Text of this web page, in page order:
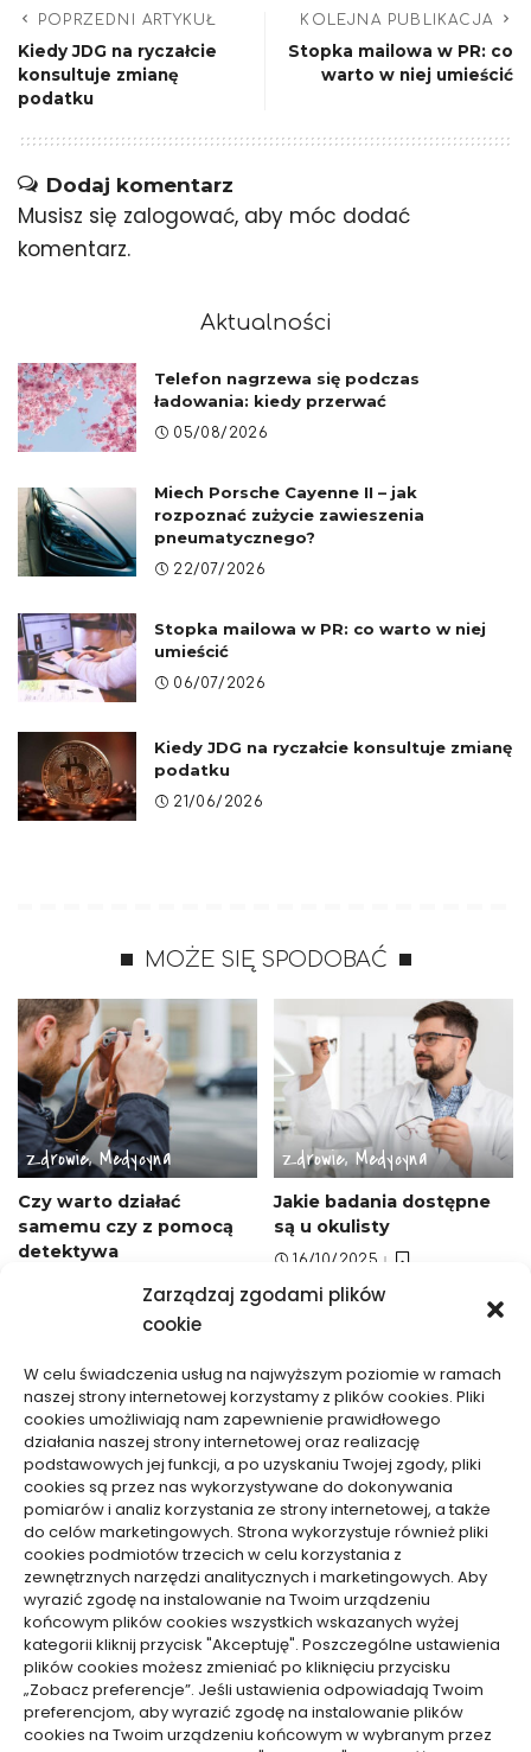
Zarządzaj zgodami plików
cookie
W celu świadczenia usług na najwyższym poziomie w ramach
naszej strony internetowej korzystamy z plików cookies. Pliki
cookies umożliwiają nam zapewnienie prawidłowego
działania naszej strony internetowej oraz realizację
podstawowych jej funkcji, a po uzyskaniu Twojej zgody, pliki
cookies są przez nas wykorzystywane do dokonywania
pomiarów i analiz korzystania ze strony internetowej, a także
do celów marketingowych. Strona wykorzystuje również pliki
cookies podmiotów trzecich w celu korzystania z
zewnętrznych narzędzi analitycznych i marketingowych. Aby
wyrazić zgodę na instalowanie na Twoim urządzeniu
końcowym plików cookies wszystkich wskazanych wyżej
kategorii kliknij przycisk "Akceptuję". Poszczególne ustawienia
plików cookies możesz zmieniać po kliknięciu przycisku
„Zobacz preferencje”. Jeśli ustawienia odpowiadają Twoim
preferencjom, aby wyrazić zgodę na instalowanie plików
cookies na Twoim urządzeniu końcowym w wybranym przez
POPRZEDNI ARTYKUŁ
Kiedy JDG na ryczałcie
konsultuje zmianę
podatku
KOLEJNA PUBLIKACJA
Stopka mailowa w PR: co
warto w niej umieścić
Dodaj komentarz
Musisz się zalogować, aby móc dodać
komentarz.
Aktualności
Telefon nagrzewa się podczas
ładowania: kiedy przerwać
05/08/2026
Miech Porsche Cayenne II – jak
rozpoznać zużycie zawieszenia
pneumatycznego?
22/07/2026
Stopka mailowa w PR: co warto w niej
umieścić
06/07/2026
Kiedy JDG na ryczałcie konsultuje zmianę
podatku
21/06/2026
MOŻE SIĘ SPODOBAĆ
Zdrowie, Medycyna
Czy warto działać
samemu czy z pomocą
detektywa
Zdrowie, Medycyna
Jakie badania dostępne
są u okulisty
16/10/2025
Zdrowie, Medycyna
Wynajem drukarek i
kserokopiarek – kiedy
może się opłacać
15/10/2025
Zdrowie, Medycyna
Jakie są najczęściej
stosowane sposoby
leczenia zaćmy
15/10/2025
WCZYTAJ WIĘCEJ